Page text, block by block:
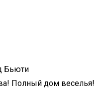
Бьюти
Полный дом веселья!